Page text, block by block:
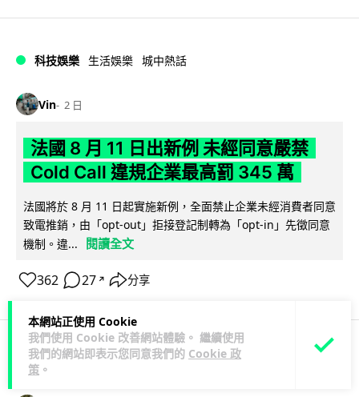
本網站正使用 Cookie
我們使用 Cookie 改善網站體驗。 繼續使用
我們的網站即表示您同意我們的 Cookie 政
策 。
科技娛樂 生活娛樂 城中熱話
Vin 2 日
法國 8 月 11 日出新例 未經同意嚴禁
Cold Call 違規企業最高罰 345 萬
法國將於 8 月 11 日起實施新例，全面禁止企業未經消費者同意
致電推銷，由「opt-out」拒接登記制轉為「opt-in」先徵同意
機制。違...
閱讀全文
362 27 ↗ 分享
人工智能